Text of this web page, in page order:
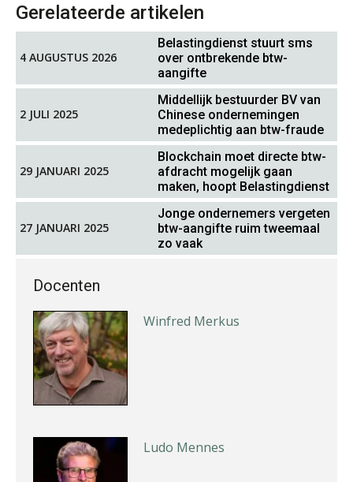
Gerelateerde artikelen
4 AUGUSTUS 2026
Belastingdienst stuurt sms
over ontbrekende btw-
aangifte
2 JULI 2025
Middellijk bestuurder BV van
Chinese ondernemingen
medeplichtig aan btw-fraude
29 JANUARI 2025
Blockchain moet directe btw-
afdracht mogelijk gaan
maken, hoopt Belastingdienst
27 JANUARI 2025
Jonge ondernemers vergeten
btw-aangifte ruim tweemaal
zo vaak
Docenten
Léon de Jager
Martijn Paping
Winfred Merkus
Ludo Mennes